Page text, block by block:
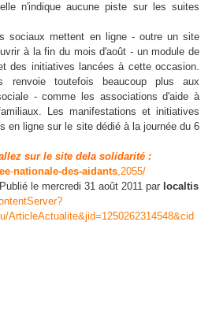
n'indique aucune piste sur les suites
sociaux mettent en ligne - outre un site
à la fin du mois d'août - un module de
des initiatives lancées à cette occasion.
renvoie toutefois beaucoup plus aux
- comme les associations d'aide à
Les manifestations et initiatives
en ligne sur le site dédié à la journée du 6
sur le site dela solidarité :
-nationale-des-aidants,2055/
le mercredi 31 août 2011 par localtis
ArticleActualite&jid=1250262314548&cid